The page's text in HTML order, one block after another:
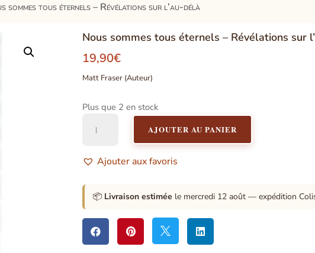
sommes tous éternels – Révélations sur l’au-délà
Nous sommes tous éternels – Révélations sur
19,90€
Matt Fraser (Auteur)
Plus que 2 en stock
sommes
éternels
Révélations
sur
l'au-
AJOUTER AU PANIER
Ajouter aux favoris
📦 Livraison estimée le mercredi 12 août — expédition
   